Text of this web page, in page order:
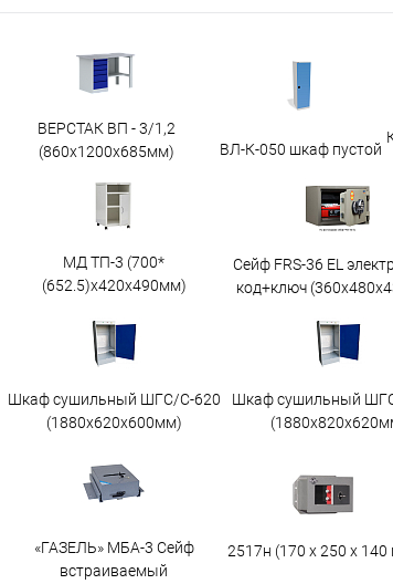
ВЕРСТАК ВП - 3/1,2
(860х1200х685мм)
ВЛ-К-050 шкаф пустой
МД ТП-3 (700*
(652.5)x420x490мм)
Сейф FRS-36 EL
код+ключ
Шкаф сушильный ШГС/C-620
(1880x620x600мм)
Шкаф сушильный
«ГАЗЕЛЬ» МБА-3 Сейф
встраиваемый
2517н (170 х 250 х